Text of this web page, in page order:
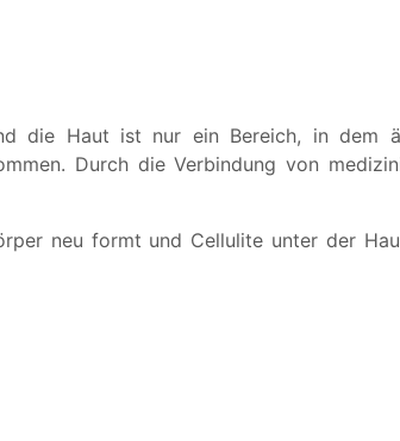
die Haut ist nur ein Bereich, in dem
Durch die Verbindung von
neu formt und Cellulite unter der